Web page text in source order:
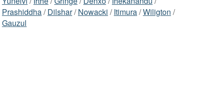
Prashiddha/Dilshar/Nowacki /Itimura/Wiligton /
Gauzul